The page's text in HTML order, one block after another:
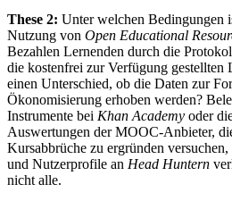
These 2: Unter welchen Bedingungen
Nutzung von Open Educational
Bezahlen Lernenden durch die
die kostenfrei zur Verfügung gestellten
einen Unterschied, ob die Daten zur
Ökonomisierung erhoben werden?
Instrumente bei Khan Academy oder
Auswertungen der MOOC-Anbieter,
Kursabbrüche zu ergründen
und Nutzerprofile an Head Huntern
nicht alle.